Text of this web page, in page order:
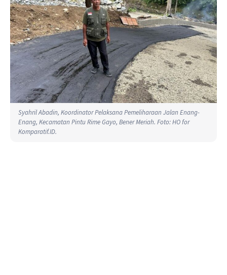
Syahril Abadin, Koordinator Pelaksana Pemeliharaan Jalan Enang-
Enang, Kecamatan Pintu Rime Gayo, Bener Meriah. Foto: HO for
Komparatif.ID.